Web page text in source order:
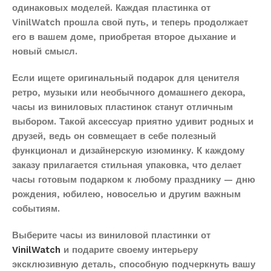
одинаковых моделей. Каждая пластинка от
VinilWatch прошла свой путь, и теперь продолжает
его в вашем доме, приобретая второе дыхание и
новый смысл.
Если ищете оригинальный подарок для ценителя
ретро, музыки или необычного домашнего декора,
часы из виниловых пластинок станут отличным
выбором. Такой аксессуар приятно удивит родных и
друзей, ведь он совмещает в себе полезный
функционал и дизайнерскую изюминку. К каждому
заказу прилагается стильная упаковка, что делает
часы готовым подарком к любому празднику — дню
рождения, юбилею, новоселью и другим важным
событиям.
Выберите часы из виниловой пластинки от
VinilWatch и подарите своему интерьеру
эксклюзивную деталь, способную подчеркнуть вашу